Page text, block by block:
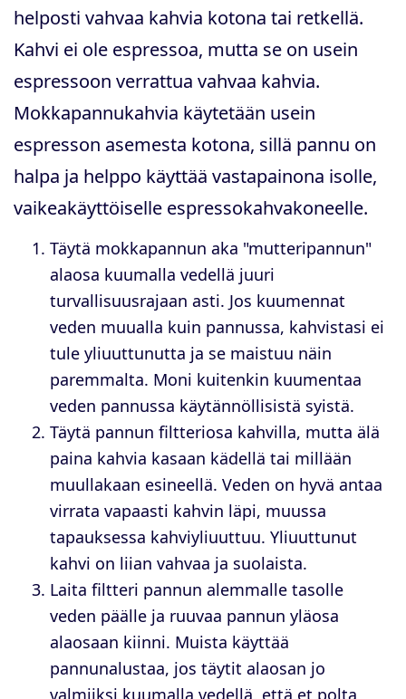
helposti vahvaa kahvia kotona tai retkellä.
Kahvi ei ole espressoa, mutta se on usein
espressoon verrattua vahvaa kahvia.
Mokkapannukahvia käytetään usein
espresson asemesta kotona, sillä pannu on
halpa ja helppo käyttää vastapainona isolle,
vaikeakäyttöiselle espressokahvakoneelle.
Täytä mokkapannun aka "mutteripannun"
alaosa kuumalla vedellä juuri
turvallisuusrajaan asti. Jos kuumennat
veden muualla kuin pannussa, kahvistasi ei
tule yliuuttunutta ja se maistuu näin
paremmalta. Moni kuitenkin kuumentaa
veden pannussa käytännöllisistä syistä.
Täytä pannun filtteriosa kahvilla, mutta älä
paina kahvia kasaan kädellä tai millään
muullakaan esineellä. Veden on hyvä antaa
virrata vapaasti kahvin läpi, muussa
tapauksessa kahviyliuuttuu. Yliuuttunut
kahvi on liian vahvaa ja suolaista.
Laita filtteri pannun alemmalle tasolle
veden päälle ja ruuvaa pannun yläosa
alaosaan kiinni. Muista käyttää
pannunalustaa, jos täytit alaosan jo
valmiiksi kuumalla vedellä, että et polta